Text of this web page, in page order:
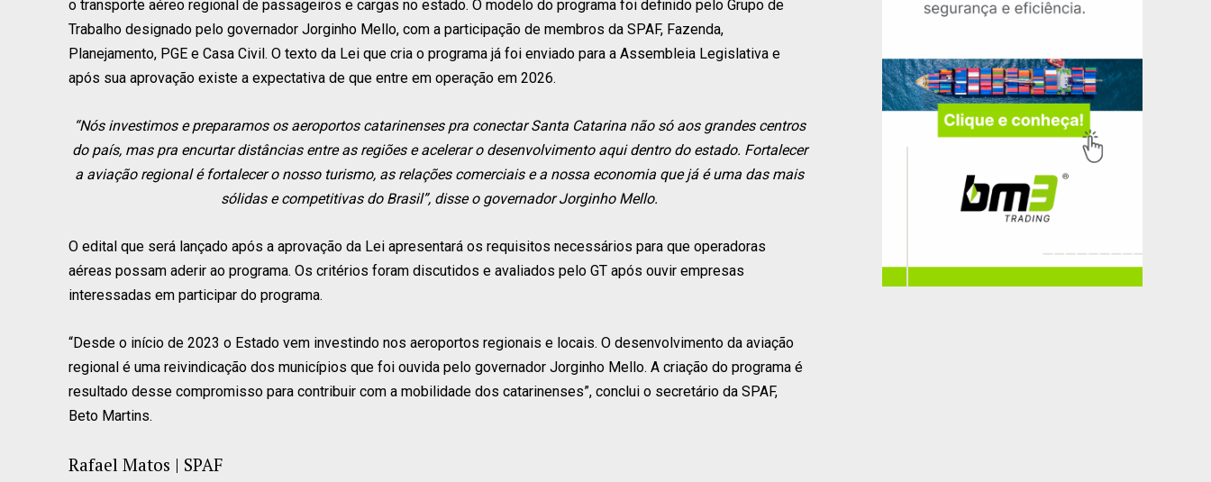
o transporte aéreo regional de passageiros e cargas no estado. O modelo do programa foi definido pelo Grupo de
Trabalho designado pelo governador Jorginho Mello, com a participação de membros da SPAF, Fazenda,
Planejamento, PGE e Casa Civil. O texto da Lei que cria o programa já foi enviado para a Assembleia Legislativa e
após sua aprovação existe a expectativa de que entre em operação em 2026.
“Nós investimos e preparamos os aeroportos catarinenses pra conectar Santa Catarina não só aos grandes centros
do país, mas pra encurtar distâncias entre as regiões e acelerar o desenvolvimento aqui dentro do estado. Fortalecer
a aviação regional é fortalecer o nosso turismo, as relações comerciais e a nossa economia que já é uma das mais
sólidas e competitivas do Brasil”, disse o governador Jorginho Mello.
O edital que será lançado após a aprovação da Lei apresentará os requisitos necessários para que operadoras
aéreas possam aderir ao programa. Os critérios foram discutidos e avaliados pelo GT após ouvir empresas
interessadas em participar do programa.
“Desde o início de 2023 o Estado vem investindo nos aeroportos regionais e locais. O desenvolvimento da aviação
regional é uma reivindicação dos municípios que foi ouvida pelo governador Jorginho Mello. A criação do programa é
resultado desse compromisso para contribuir com a mobilidade dos catarinenses”, conclui o secretário da SPAF,
Beto Martins.
Rafael Matos | SPAF